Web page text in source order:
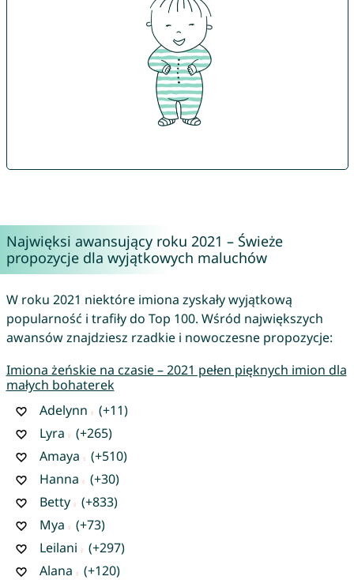
Najwięksi awansujący roku 2021 – Świeże
propozycje dla wyjątkowych maluchów
W roku 2021 niektóre imiona zyskały wyjątkową
popularność i trafiły do Top 100. Wśród największych
awansów znajdziesz rzadkie i nowoczesne propozycje:
Imiona żeńskie na czasie – 2021 pełen pięknych imion dla
małych bohaterek
Adelynn
(+11)
Lyra
(+265)
Amaya
(+510)
Hanna
(+30)
Betty
(+833)
Mya
(+73)
Leilani
(+297)
Alana
(+120)